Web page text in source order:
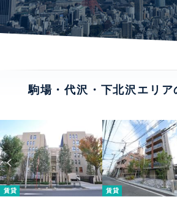
駒場・代沢・下北沢エリア
賃貸 賃貸